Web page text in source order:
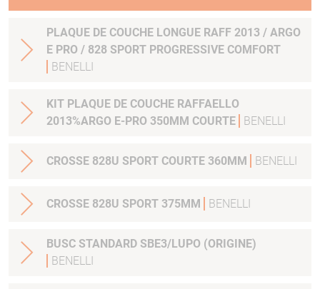
PLAQUE DE COUCHE LONGUE RAFF 2013 / ARGO
E PRO / 828 SPORT PROGRESSIVE COMFORT
BENELLI
KIT PLAQUE DE COUCHE RAFFAELLO
2013%ARGO E-PRO 350MM COURTE
BENELLI
CROSSE 828U SPORT COURTE 360MM BENELLI
CROSSE 828U SPORT 375MM BENELLI
BUSC STANDARD SBE3/LUPO (ORIGINE)
BENELLI